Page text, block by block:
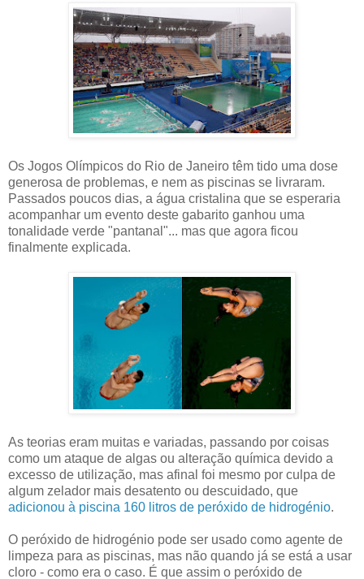
Os Jogos Olímpicos do Rio de Janeiro têm tido uma dose
generosa de problemas, e nem as piscinas se livraram.
Passados poucos dias, a água cristalina que se esperaria
acompanhar um evento deste gabarito ganhou uma
tonalidade verde "pantanal"... mas que agora ficou
finalmente explicada.
As teorias eram muitas e variadas, passando por coisas
como um ataque de algas ou alteração química devido a
excesso de utilização, mas afinal foi mesmo por culpa de
algum zelador mais desatento ou descuidado, que
adicionou à piscina 160 litros de peróxido de hidrogénio.
O peróxido de hidrogénio pode ser usado como agente de
limpeza para as piscinas, mas não quando já se está a usar
cloro - como era o caso. É que assim o peróxido de